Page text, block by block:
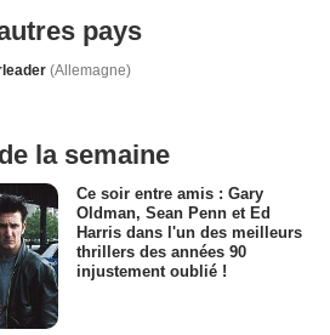
pays
(Allemagne)
la semaine
Ce soir entre amis : Gary
Oldman, Sean Penn et Ed
Harris dans l'un des meilleurs
thrillers des années 90
injustement oublié !